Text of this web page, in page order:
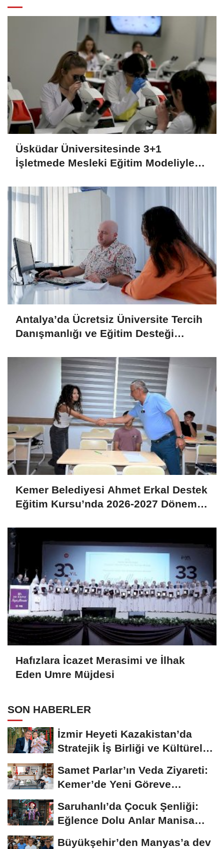
Üsküdar Üniversitesinde 3+1
İşletmede Mesleki Eğitim Modeliyle
(2026-2027)
Antalya’da Ücretsiz Üniversite Tercih
Danışmanlığı ve Eğitim Desteği
Kemer Belediyesi Ahmet Erkal Destek
Eğitim Kursu’nda 2026-2027 Dönemi
Hafızlara İcazet Merasimi ve İlhak
Eden Umre Müjdesi
SON HABERLER
İzmir Heyeti Kazakistan’da
Stratejik İş Birliği ve Kültürel
Samet Parlar’ın Veda Ziyareti:
Kemer’de Yeni Göreve
Saruhanlı’da Çocuk Şenliği:
Eğlence Dolu Anlar Manisa
Büyükşehir’den Manyas’a dev